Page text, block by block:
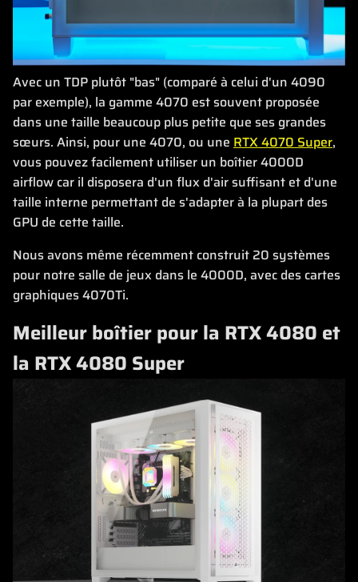
Avec un TDP plutôt "bas" (comparé à celui d'un 4090
par exemple), la gamme 4070 est souvent proposée
dans une taille beaucoup plus petite que ses grandes
sœurs. Ainsi, pour une 4070, ou une RTX 4070 Super,
vous pouvez facilement utiliser un boîtier 4000D
airflow car il disposera d'un flux d'air suffisant et d'une
taille interne permettant de s'adapter à la plupart des
GPU de cette taille.
Nous avons même récemment construit 20 systèmes
pour notre salle de jeux dans le 4000D, avec des cartes
graphiques 4070Ti.
Meilleur boîtier pour la RTX 4080 et
la RTX 4080 Super